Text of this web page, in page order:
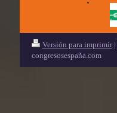
Versión para imprimir |
congresosespaña.com